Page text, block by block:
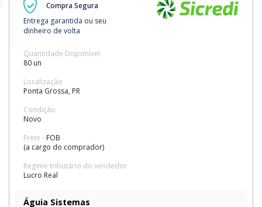
Compra Segura
Entrega garantida ou seu
dinheiro de volta
Quantidade Disponível
80 un
Localização
Ponta Grossa, PR
Condição
Novo
Frete - FOB
(a cargo do comprador)
Regime tributário do vendedor
Lucro Real
Águia Sistemas